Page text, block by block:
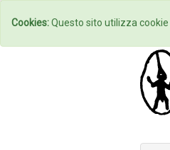
Cookies:Questo sito utilizza